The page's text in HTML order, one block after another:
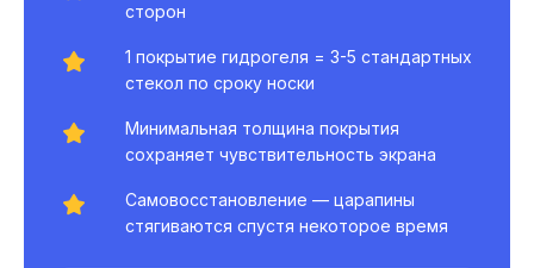
сторон
1 покрытие гидрогеля = 3-5 стандартных
стекол по сроку носки
Минимальная толщина покрытия
сохраняет чувствительность экрана
Самовосстановление — царапины
стягиваются спустя некоторое время